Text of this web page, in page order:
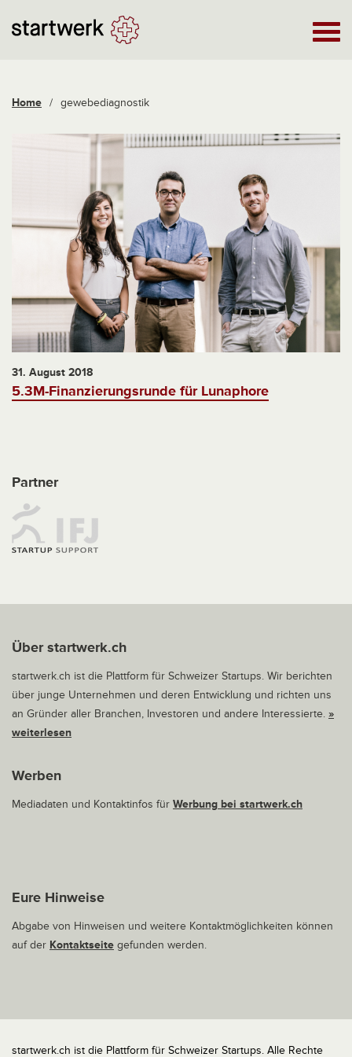
Home / gewebediagnostik
31. August 2018
5.3M-Finanzierungsrunde für Lunaphore
Partner
Über startwerk.ch
startwerk.ch ist die Plattform für Schweizer Startups. Wir berichten
über junge Unternehmen und deren Entwicklung und richten uns
an Gründer aller Branchen, Investoren und andere Interessierte. »
weiterlesen
Werben
Mediadaten und Kontaktinfos für Werbung bei startwerk.ch
Eure Hinweise
Abgabe von Hinweisen und weitere Kontaktmöglichkeiten können
auf der Kontaktseite gefunden werden.
startwerk.ch ist die Plattform für Schweizer Startups. Alle Rechte